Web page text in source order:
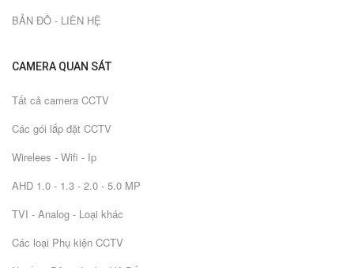
BẢN ĐỒ - LIÊN HỆ
CAMERA QUAN SÁT
Tất cả camera CCTV
Các gói lắp đặt CCTV
Wirelees - Wifi - Ip
AHD 1.0 - 1.3 - 2.0 - 5.0 MP
TVI - Analog - Loại khác
Các loại Phụ kiện CCTV